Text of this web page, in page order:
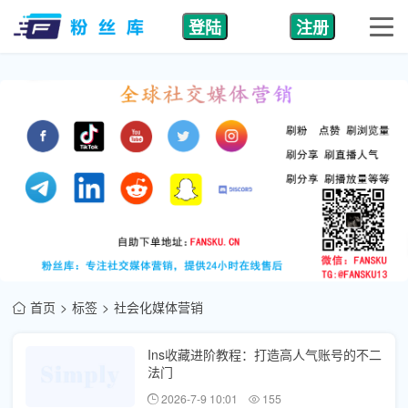
登陆 注册
首页 标签 社会化媒体营销
Ins收藏进阶教程：打造高人气账号的不二
法门
2026-7-9 10:01 155